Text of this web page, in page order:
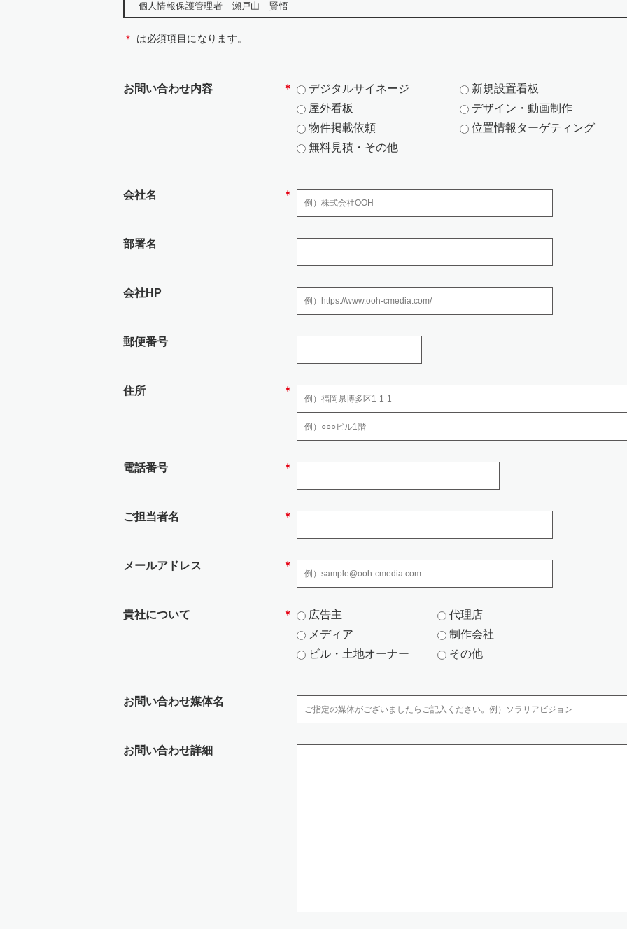
個人情報保護管理者 瀬戸山 賢悟
WEB:https://jarea.jp/contact/
お問い合わせにおける個人情報は、該当お問い合わせへの対応にのみ利用いたします。
・当社の各事業に関するお問い合わせの方の個人情報は、お問い合わせにお答えするため
・お客様の個人情報は、広告代理店事業における各種商品・サービスのご案内、提供その他を実施するため
弊社の業務の全部または一部を外部に業務委託する際、弊社は、個人情報を適切に保護できる管理体制を敷き実行
個人情報を弊社に提供されるか否かは、送信者の判断によりますが、必要な情報をご提供されない場合には、お問
5.当社の加入する認定個人情報保護団体について
6.安全管理のために講じた措置
(1) 組織的安全管理措置
・ 取得、利用、保存、提供、削除・廃棄等の段階ごとに、取扱方法、責任者・担当者及びその任 務等について個人
・ 各個人情報を取扱う従業者を制限しています。
(3) 物理的安全管理措置、技術的安全措置
・ 取扱い担当者以外の従業者や他の権限を有しない者による個人情報の間覧を防止するた め、取り扱う区域を限定
・ 個人情報を取扱う区域において、従業者の入退出管理及び持ち込む機器等の制限を行って おります。
への対策を行っています。
・ 個人情報の移送時は、以下の対策をとっております。
‐電子データの通信には、暗号化するなどの漏洩対策を行っています。
＊ は必須項目になります。
お問い合わせ内容 ＊ デジタルサイネージ
新規設置看板
屋外看板
デザイン・動画制作
物件掲載依頼
位置情報ターゲティング
無料見積・その他
会社名 ＊
部署名
会社HP
郵便番号
住所 ＊
電話番号 ＊
ご担当者名 ＊
メールアドレス ＊
貴社について ＊ 広告主
代理店
メディア
制作会社
ビル・土地オーナー
その他
お問い合わせ媒体名
お問い合わせ詳細